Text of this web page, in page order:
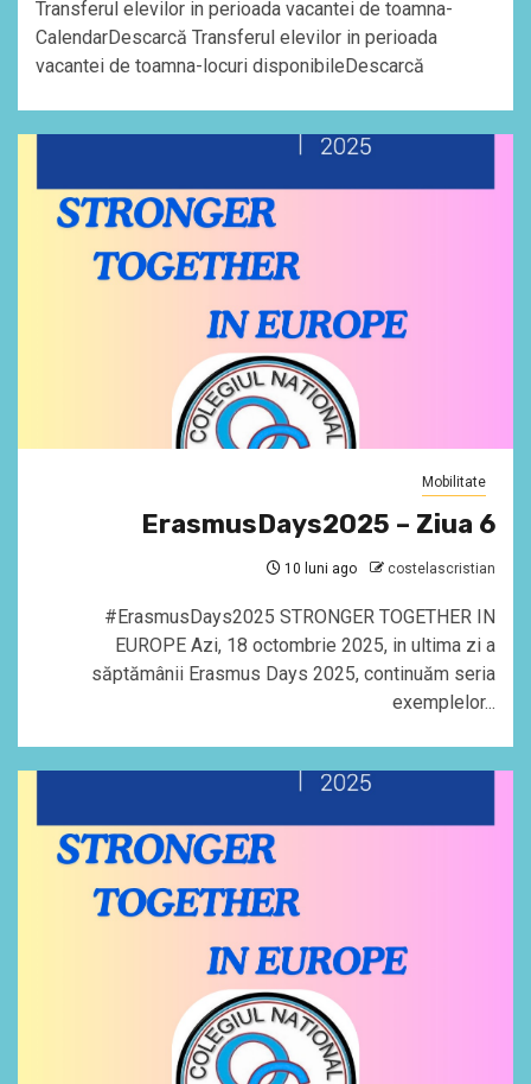
Transferul elevilor in perioada vacantei de toamna-
CalendarDescarcă Transferul elevilor in perioada
vacantei de toamna-locuri disponibileDescarcă
Mobilitate
ErasmusDays2025 – Ziua 6
10 luni ago costelascristian
#ErasmusDays2025 STRONGER TOGETHER IN
EUROPE Azi, 18 octombrie 2025, in ultima zi a
săptămânii Erasmus Days 2025, continuăm seria
exemplelor...